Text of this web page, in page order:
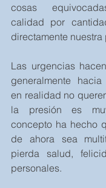
cosas
calidad por
directamente
Las urgencias
generalmente
en realidad no
la presión es
concepto ha hecho
de ahora sea
pierda salud,
personales.